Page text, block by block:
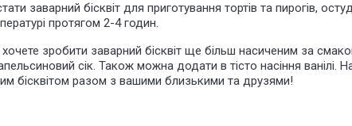
заварний бісквіт для приготування тортів та пирогів,
протягом 2-4 годин.
зробити заварний бісквіт ще більш насиченим за
сік. Також можна додати в тісто насіння ванілі.
бісквітом разом з вашими близькими та друзями!